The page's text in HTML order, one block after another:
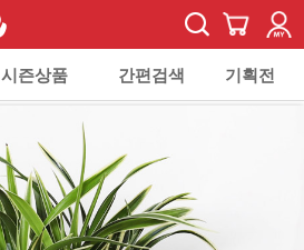
시즌상품 간편검색 기획전